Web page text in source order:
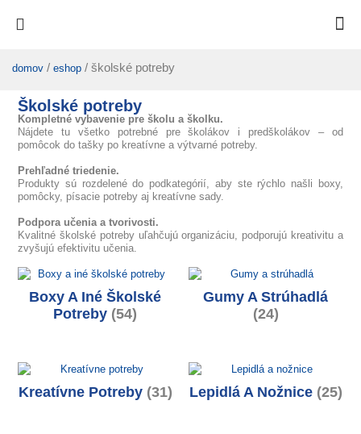
domov / eshop / školské potreby
Školské potreby
Kompletné vybavenie pre školu a školku.
Nájdete tu všetko potrebné pre školákov i predškolákov – od
pomôcok do tašky po kreatívne a výtvarné potreby.
Prehľadné triedenie.
Produkty sú rozdelené do podkategórií, aby ste rýchlo našli boxy,
pomôcky, písacie potreby aj kreatívne sady.
Podpora učenia a tvorivosti.
Kvalitné školské potreby uľahčujú organizáciu, podporujú kreativitu a
zvyšujú efektivitu učenia.
Boxy A Iné Školské
Potreby (54)
Gumy A Strúhadlá
(24)
Kreatívne Potreby (31) Lepidlá A Nožnice (25)